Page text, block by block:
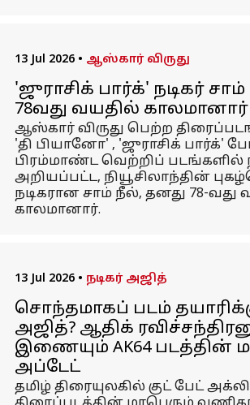
13 Jul 2026 • ஆஸ்கார் விருது
'ஜுராசிக் பார்க்' நடிகர்
78வது வயதில் காலமானார்
ஆஸ்கார் விருது பெற்ற
'தி பியானோ' , 'ஜுராசிக் பார்க்'
பிரம்மாண்ட வெற்றிப் படங்களில்
அறியப்பட்ட, நியூசிலாந்தின்
நடிகரான சாம் நீல், தனது 78-வது
காலமானார்.
13 Jul 2026 • நடிகர் அஜித்
சொந்தமாகப் படம்
அஜித்? ஆதிக்
இணையும் AK64 படத்தின்
அப்டேட்
தமிழ் திரையுலகில் குட் பேட் அக்லி